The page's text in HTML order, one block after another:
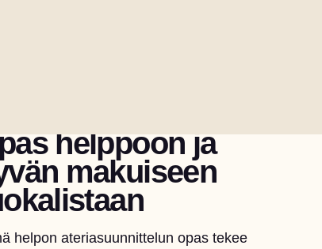
helppoon ja
makuiseen
helpon ateriasuunnittelun opas tekee